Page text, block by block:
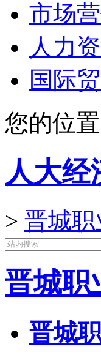
市场
人力
国际
您的位置
人大经
> 晋城
晋城职
晋城